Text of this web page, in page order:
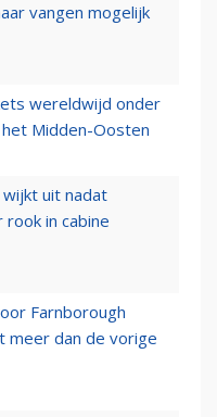
vangen mogelijk
wereldwijd onder
Midden-Oosten
wijkt uit nadat
in cabine
Farnborough
meer dan de vorige